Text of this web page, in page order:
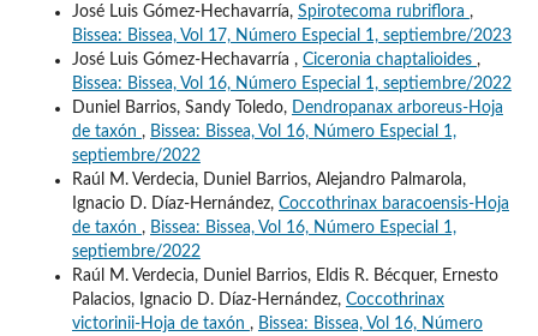
José Luis Gómez-Hechavarría, Spirotecoma rubriflora ,
Bissea: Bissea, Vol 17, Número Especial 1, septiembre/2023
José Luis Gómez-Hechavarría , Ciceronia chaptalioides ,
Bissea: Bissea, Vol 16, Número Especial 1, septiembre/2022
Duniel Barrios, Sandy Toledo,
Dendropanax arboreus-Hoja
de taxón , Bissea: Bissea, Vol 16, Número Especial 1,
septiembre/2022
Raúl M. Verdecia, Duniel Barrios, Alejandro Palmarola,
Ignacio D. Díaz-Hernández, Coccothrinax baracoensis-Hoja
de taxón , Bissea: Bissea, Vol 16, Número Especial 1,
septiembre/2022
Raúl M. Verdecia, Duniel Barrios, Eldis R. Bécquer, Ernesto
Palacios, Ignacio D. Díaz-Hernández, Coccothrinax
victorinii-Hoja de taxón , Bissea: Bissea, Vol 16, Número